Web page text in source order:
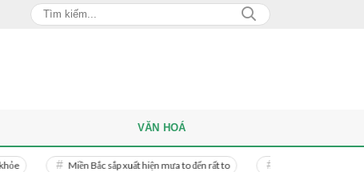
Miền Bắc sắp xuất hiện mưa to đến rất to Danh tính người phụ nữ bị bạn
VĂN HOÁ